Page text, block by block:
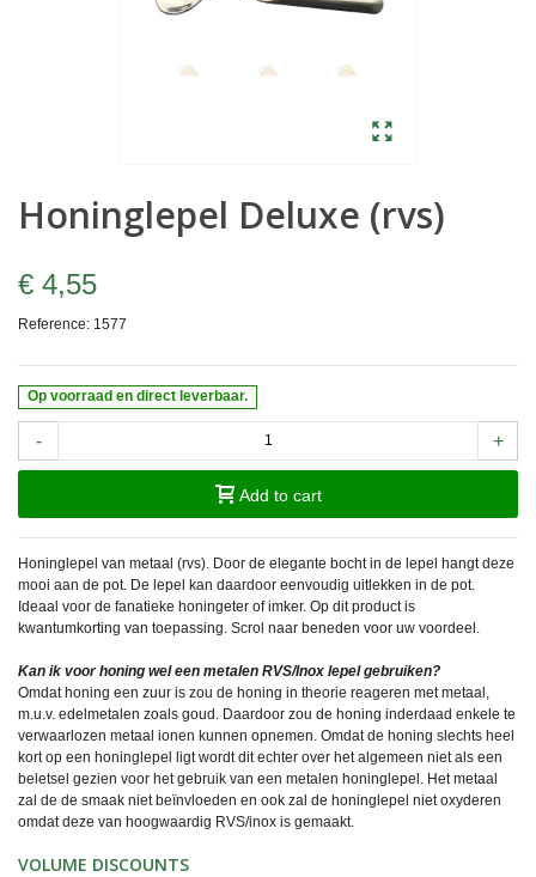
Honinglepel Deluxe (rvs)
€ 4,55
Reference: 1577
Op voorraad en direct leverbaar.
- +
Add to cart
Honinglepel van metaal (rvs). Door de elegante bocht in de lepel hangt deze
mooi aan de pot. De lepel kan daardoor eenvoudig uitlekken in de pot.
Ideaal voor de fanatieke honingeter of imker. Op dit product is
kwantumkorting van toepassing. Scrol naar beneden voor uw voordeel.
Kan ik voor honing wel een metalen RVS/Inox lepel gebruiken?
Omdat honing een zuur is zou de honing in theorie reageren met metaal,
m.u.v. edelmetalen zoals goud. Daardoor zou de honing inderdaad enkele te
verwaarlozen metaal ionen kunnen opnemen. Omdat de honing slechts heel
kort op een honinglepel ligt wordt dit echter over het algemeen niet als een
beletsel gezien voor het gebruik van een metalen honinglepel. Het metaal
zal de de smaak niet beïnvloeden en ook zal de honinglepel niet oxyderen
omdat deze van hoogwaardig RVS/inox is gemaakt.
VOLUME DISCOUNTS